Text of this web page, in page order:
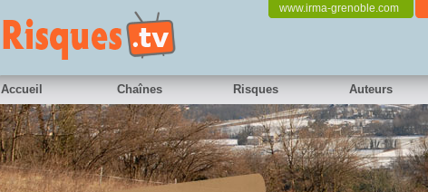
www.irma-grenoble.com
Accueil Chaînes Risques Auteurs